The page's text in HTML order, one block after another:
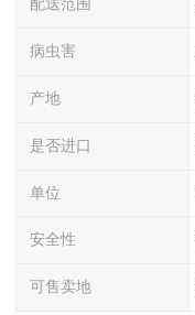
配送范围
病虫害
产地
是否进口
单位
安全性
可售卖地